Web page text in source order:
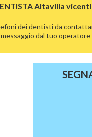
Altavilla
dei dentisti da
dal tuo operatore